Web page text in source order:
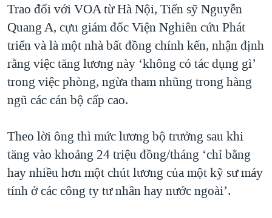
Trao đổi với VOA từ Hà Nội, Tiến sỹ Nguyễn
Quang A, cựu giám đốc Viện Nghiên cứu Phát
triển và là một nhà bất đồng chính kến, nhận định
rằng việc tăng lương này ‘không có tác dụng gì’
trong việc phòng, ngừa tham nhũng trong hàng
ngũ các cán bộ cấp cao.
Theo lời ông thì mức lương bộ trưởng sau khi
tăng vào khoảng 24 triệu đồng/tháng ‘chỉ bằng
hay nhiều hơn một chút lương của một kỹ sư máy
tính ở các công ty tư nhân hay nước ngoài’.